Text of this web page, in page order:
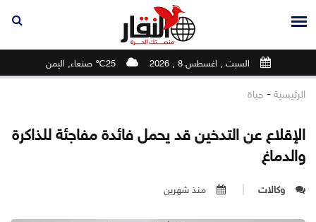
السبت , اغسطس 8 , 2026 25℃ صنعاء, اليمن
الرئيسية - حياة
الإقلاع عن التدخين قد يحمل فائدة مفاجئة للذاكرة
والدماغ
وكالات منذ شهرين